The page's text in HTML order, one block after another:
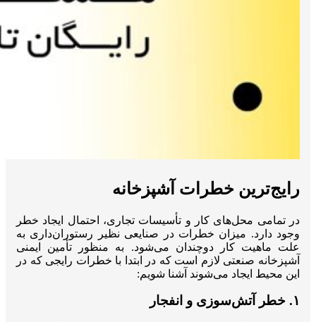
رایج‌ترین خطرات آشپزخانه
در تمامی محل‌های کار و تأسیسات تجاری، احتمال ایجاد خطر
وجود دارد. میزان خطرات در صنایعی نظیر رستوران‌داری به
علت ماهیت کار دوچندان می‌شود. به منظور تأمین ایمنی
آشپزخانه صنعتی لازم است که در ابتدا با خطرات رایجی که در
این محیط ایجاد می‌شوند آشنا شویم:
۱. خطر آتش‌سوزی و انفجار